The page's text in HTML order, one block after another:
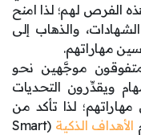
الفرص لهم؛ لذا امنح
والذهاب إلى
مهاراتهم.
موجَّهين نحو
ويقدِّرون التحديات
لذا تأكد من
الأهداف الذكية (Smart